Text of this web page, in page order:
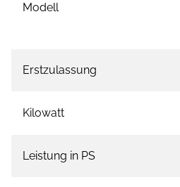
Modell
Erstzulassung
Kilowatt
Leistung in PS